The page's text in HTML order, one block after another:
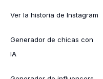
Ver la historia de Instagram
Generador de chicas con
IA